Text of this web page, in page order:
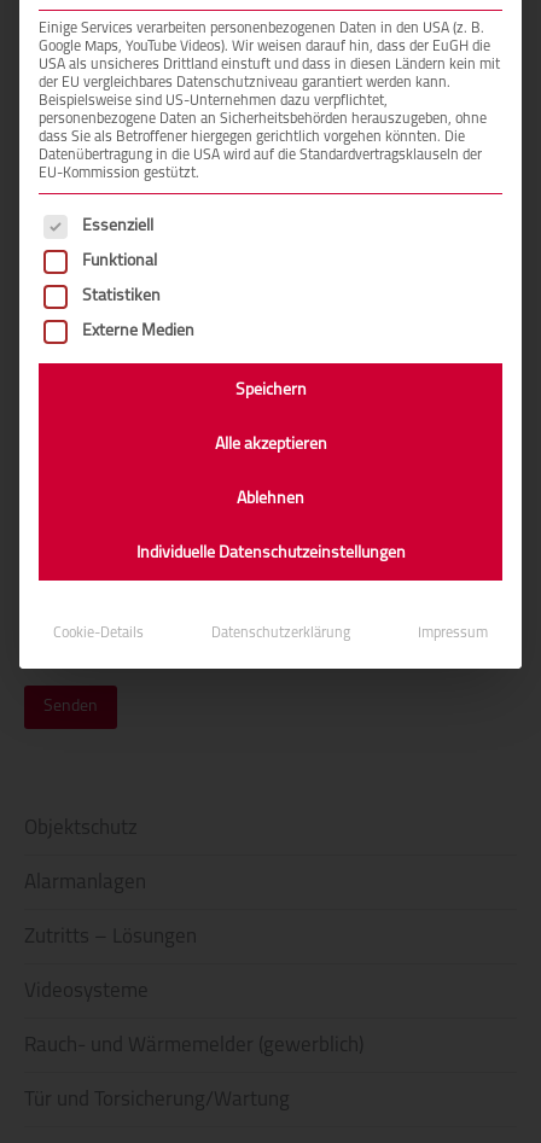
Ihre Nachricht
Ich stimme der Verarbeitung meiner
Anfrage, inkl. Kontaktaufnahme durch die minos
Sicherheitstechnik GmbH, zu. Weitere
entnehmen.
Objektschutz
Alarmanlagen
Zutritts – Lösungen
Videosysteme
Rauch- und Wärmemelder (gewerblich)
Tür und Torsicherung/Wartung
Einige Services verarbeiten personenbezogenen Daten in den USA (z. B.
Google Maps, YouTube Videos). Wir weisen darauf hin, dass der EuGH die
USA als unsicheres Drittland einstuft und dass in diesen Ländern kein mit
der EU vergleichbares Datenschutzniveau garantiert werden kann.
Beispielsweise sind US-Unternehmen dazu verpflichtet,
personenbezogene Daten an Sicherheitsbehörden herauszugeben, ohne
dass Sie als Betroffener hiergegen gerichtlich vorgehen könnten. Die
Datenübertragung in die USA wird auf die Standardvertragsklauseln der
EU-Kommission gestützt.
Es folgt eine Liste der Service-Gruppen, für die eine
Essenziell
Funktional
Statistiken
Externe Medien
Speichern
Alle akzeptieren
Ablehnen
Individuelle Datenschutzeinstellungen
Cookie-Details Datenschutzerklärung Impressum